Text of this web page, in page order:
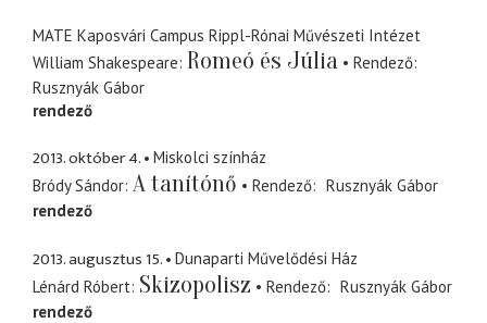
MATE Kaposvári Campus Rippl-Rónai Művészeti Intézet
William Shakespeare Romeó és Júlia
Rendező
Rusznyák Gábor
rendező
2013. október 4.
Miskolci színház
Bródy Sándor A tanítónő Rendező
Rusznyák Gábor
rendező
2013. augusztus 15.
Dunaparti Művelődési Ház
Lénárd Róbert Skizopolisz Rendező
Rusznyák Gábor
rendező